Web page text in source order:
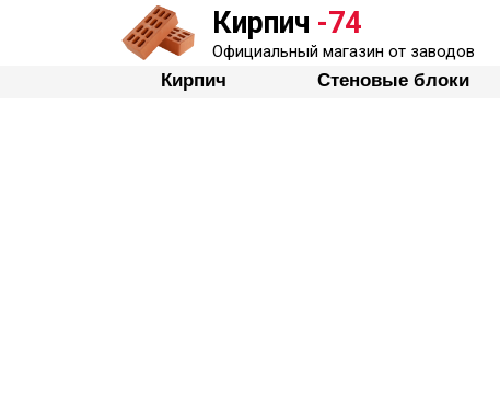
Официальный магазин от заводов
Кирпич -74
Стеновые блоки
Кирпич
Кирпич Стеновые блоки